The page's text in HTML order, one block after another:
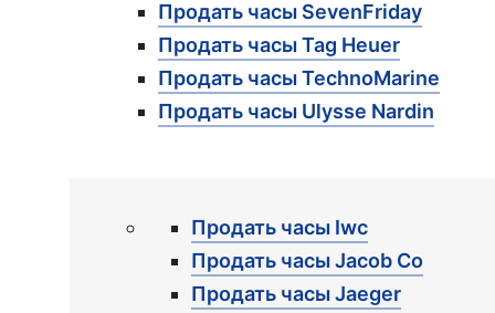
Продать часы SevenFriday
Продать часы Tag Heuer
Продать часы TechnoMarine
Продать часы Ulysse Nardin
Продать часы Iwc
Продать часы Jacob Co
Продать часы Jaeger